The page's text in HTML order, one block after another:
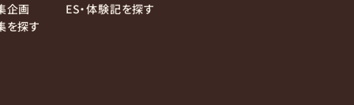
企画
を探す
ES・体験記を探す